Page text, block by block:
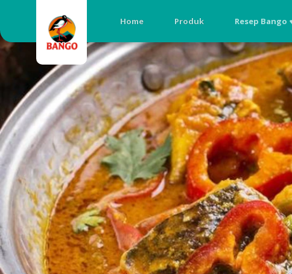
Home Produk Resep Bango